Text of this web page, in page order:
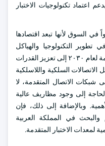
اعتماد تكنولوجيات الاختبار
في السوق لأنها تبعد اقتصادها
التكنولوجيا والهياكل
الأساسية. وتهدف مبادرة رؤية الحكومة لعام ٢٠٣٠ إلى تعزيز القدرات
الاتصالات السلكية واللاسلكية
شبكات الاتصال المتقدمة، لا
5 زاي، تصبح الحاجة إلى وجود مظاريف عالية
وبالإضافة إلى ذلك، فإن
في المملكة العربية
لمعدات الاختبار المتقدمة.